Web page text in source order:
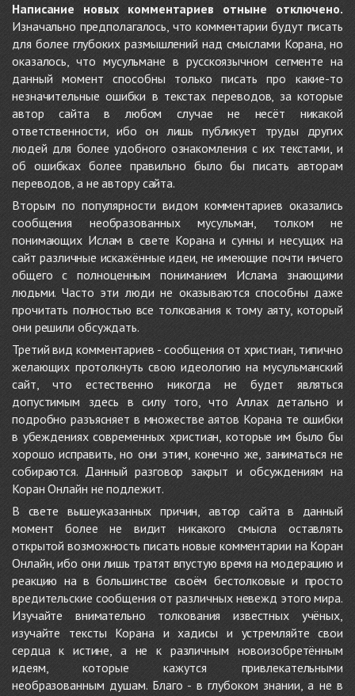
Написание новых комментариев отныне отключено.
Изначально предполагалось, что комментарии будут писать
для более глубоких размышлений над смыслами Корана, но
оказалось, что мусульмане в русскоязычном сегменте на
данный момент способны только писать про какие-то
незначительные ошибки в текстах переводов, за которые
автор сайта в любом случае не несёт никакой
ответственности, ибо он лишь публикует труды других
людей для более удобного ознакомления с их текстами, и
об ошибках более правильно было бы писать авторам
переводов, а не автору сайта.
Вторым по популярности видом комментариев оказались
сообщения необразованных мусульман, толком не
понимающих Ислам в свете Корана и сунны и несущих на
сайт различные искажённые идеи, не имеющие почти ничего
общего с полноценным пониманием Ислама знающими
людьми. Часто эти люди не оказываются способны даже
прочитать полностью все толкования к тому аяту, который
они решили обсуждать.
Третий вид комментариев - сообщения от христиан, типично
желающих протолкнуть свою идеологию на мусульманский
сайт, что естественно никогда не будет являться
допустимым здесь в силу того, что Аллах детально и
подробно разъясняет в множестве аятов Корана те ошибки
в убеждениях современных христиан, которые им было бы
хорошо исправить, но они этим, конечно же, заниматься не
собираются. Данный разговор закрыт и обсуждениям на
Коран Онлайн не подлежит.
В свете вышеуказанных причин, автор сайта в данный
момент более не видит никакого смысла оставлять
открытой возможность писать новые комментарии на Коран
Онлайн, ибо они лишь тратят впустую время на модерацию и
реакцию на в большинстве своём бестолковые и просто
вредительские сообщения от различных невежд этого мира.
Изучайте внимательно толкования известных учёных,
изучайте тексты Корана и хадисы и устремляйте свои
сердца к истине, а не к различным новоизобретённым
идеям, которые кажутся привлекательными
необразованным душам. Благо - в глубоком знании, а не в